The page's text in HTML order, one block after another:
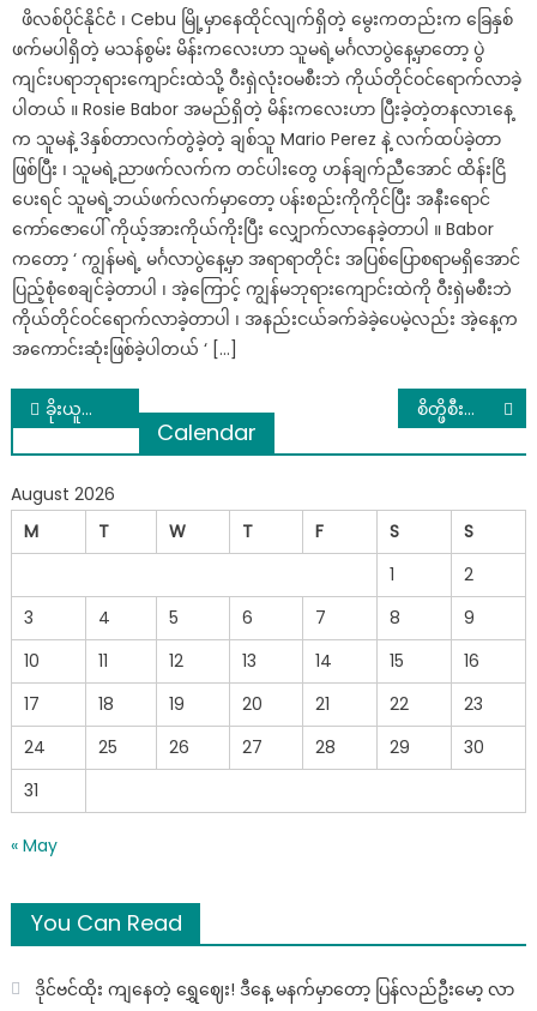
ဖိလစ်ပိုင်နိုင်ငံ ၊ Cebu မြို့မှာနေထိုင်လျက်ရှိတဲ့ မွေးကတည်းက ခြေနှစ်
ဖက်မပါရှိတဲ့ မသန်စွမ်း မိန်းကလေးဟာ သူမရဲ့မင်္ဂလာပွဲနေ့မှာတော့ ပွဲ
ကျင်းပရာဘုရားကျောင်းထဲသို့ ဝီးရှဲလုံးဝမစီးဘဲ ကိုယ်တိုင်ဝင်ရောက်လာခဲ့
ပါတယ် ။ Rosie Babor အမည်ရှိတဲ့ မိန်းကလေးဟာ ပြီးခဲ့တဲ့တနလာၤနေ့
က သူမနဲ့ 3နှစ်တာလက်တွဲခဲ့တဲ့ ချစ်သူ Mario Perez နဲ့ လက်ထပ်ခဲ့တာ
ဖြစ်ပြီး ၊ သူမရဲ့ညာဖက်လက်က တင်ပါးတွေ ဟန်ချက်ညီအောင် ထိန်းငြိ
ပေးရင် သူမရဲ့ဘယ်ဖက်လက်မှာတော့ ပန်းစည်းကိုကိုင်ပြီး အနီးရောင်
ကော်ဇောပေါ် ကိုယ့်အားကိုယ်ကိုးပြီး လျှောက်လာနေခဲ့တာပါ ။ Babor
ကတော့ ‘ ကျွန်မရဲ့ မင်္ဂလာပွဲနေ့မှာ အရာရာတိုင်း အပြစ်ပြောစရာမရှိအောင်
ပြည့်စုံစေချင်ခဲ့တာပါ ၊ အဲ့ကြောင့် ကျွန်မဘုရားကျောင်းထဲကို ဝီးရှဲမစီးဘဲ
ကိုယ်တိုင်ဝင်ရောက်လာခဲ့တာပါ ၊ အနည်းငယ်ခက်ခဲခဲ့ပေမဲ့လည်း အဲ့နေ့က
အကောင်းဆုံးဖြစ်ခဲ့ပါတယ် ‘ […]
Post
navigation
ခိုးယူသွားတဲ့ လင်မယားရဲ့ နောက်ဆက်တွဲ ကွင်းဆက်တရားခံကို ထပ်မံဖမ်းမိတဲ့ အကြောင်း ပြောပြလာတဲ့ ဖူးပွင့်သခင်… စိတ္ဖိစီးမႈေတြမ်ားလာလို႔ဆိုၿပီး စိတ္ေျပလက္ေပ်ာက္ ေလယာဥ္စီးၿပီး ခရီးထြက္ရခဲ့ရာမွ ေလယာဥ္မႉးနဲ႔ပါ တစ္ခါတည္း ညားသြားခဲ့ေသာ မိန္းကေလး
Calendar
August 2026
M
T W T F S
S
1
2
3
4 5 6 7 8
9
10
11 12 13 14 15
16
17
18 19 20 21 22
23
24
25 26 27 28 29
30
31
« May
You Can Read
ဒိုင်ဗင်ထိုး ကျနေတဲ့ ရွှေဈေး! ဒီနေ့ မနက်မှာတော့ ပြန်လည်ဦးမော့ လာ